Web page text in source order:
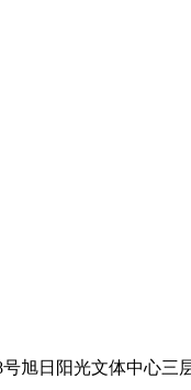
旭日阳光文体中心三